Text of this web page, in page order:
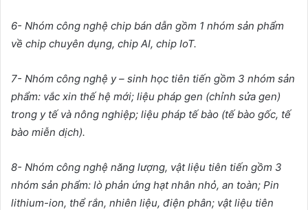
6- Nhóm công nghệ chip bán dẫn gồm 1 nhóm sản phẩm
về chip chuyên dụng, chip AI, chip IoT.
7- Nhóm công nghệ y – sinh học tiên tiến gồm 3 nhóm sản
phẩm: vắc xin thếhệ mới; liệu pháp gen (chỉnh sửa gen)
trong y tếvà nông nghiệp; liệu pháp tếbào (tếbào gốc, tế
bào miễn dịch).
8- Nhóm công nghệ năng lượng, vật liệu tiên tiến gồm 3
nhóm sản phẩm: lò phản ứng hạt nhân nhỏ, an toàn; Pin
lithium-ion, thểrắn, nhiên liệu, điện phân; vật liệu tiên